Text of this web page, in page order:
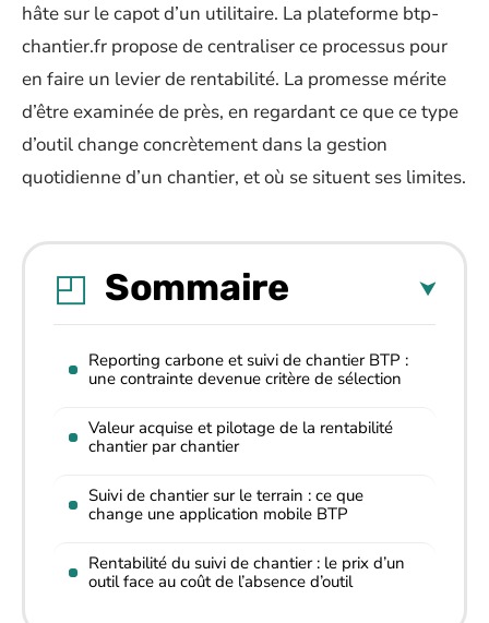
hâte sur le capot d’un utilitaire. La plateforme btp-
chantier.fr propose de centraliser ce processus pour
en faire un levier de rentabilité. La promesse mérite
d’être examinée de près, en regardant ce que ce type
d’outil change concrètement dans la gestion
quotidienne d’un chantier, et où se situent ses limites.
Sommaire
Reporting carbone et suivi de chantier BTP :
une contrainte devenue critère de sélection
Valeur acquise et pilotage de la rentabilité
chantier par chantier
Suivi de chantier sur le terrain : ce que
change une application mobile BTP
Rentabilité du suivi de chantier : le prix d’un
outil face au coût de l’absence d’outil